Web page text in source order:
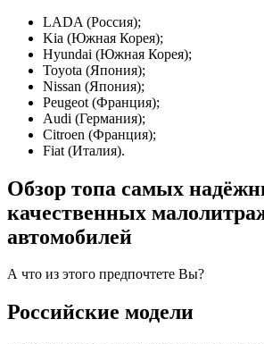
LADA (Россия);
Kia (Южная Корея);
Hyundai (Южная Корея);
Toyota (Япония);
Nissan (Япония);
Peugeot (Франция);
Audi (Германия);
Citroen (Франция);
Fiat (Италия).
Обзор топа самых
качественных
автомобилей
А что из этого предпочтете Вы?
Российские модели